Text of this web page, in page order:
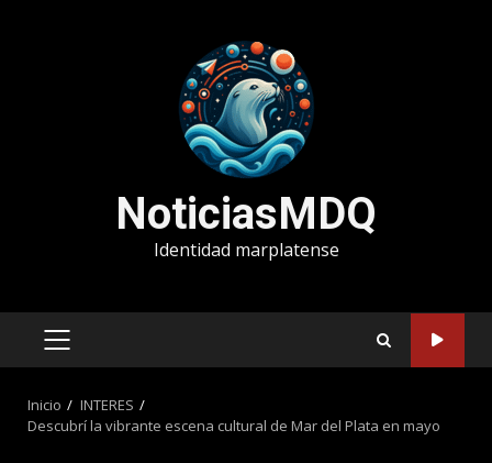
NoticiasMDQ
Identidad marplatense
MENÚ
Inicio
INTERES
Descubrí la vibrante escena cultural de Mar del Plata en mayo